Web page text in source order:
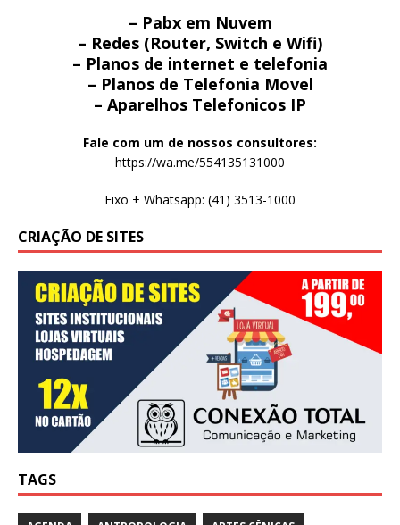
– Pabx em Nuvem
– Redes (Router, Switch e Wifi)
– Planos de internet e telefonia
– Planos de Telefonia Movel
– Aparelhos Telefonicos IP
Fale com um de nossos consultores:
https://wa.me/554135131000
Fixo + Whatsapp: (41) 3513-1000
CRIAÇÃO DE SITES
TAGS